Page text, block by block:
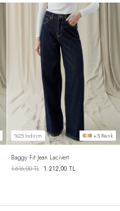
%25 İndirim +5 Renk
Baggy Fit Jean Lacivert
1.616,00TL 1.212,00TL